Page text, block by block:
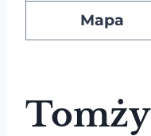
Mapa